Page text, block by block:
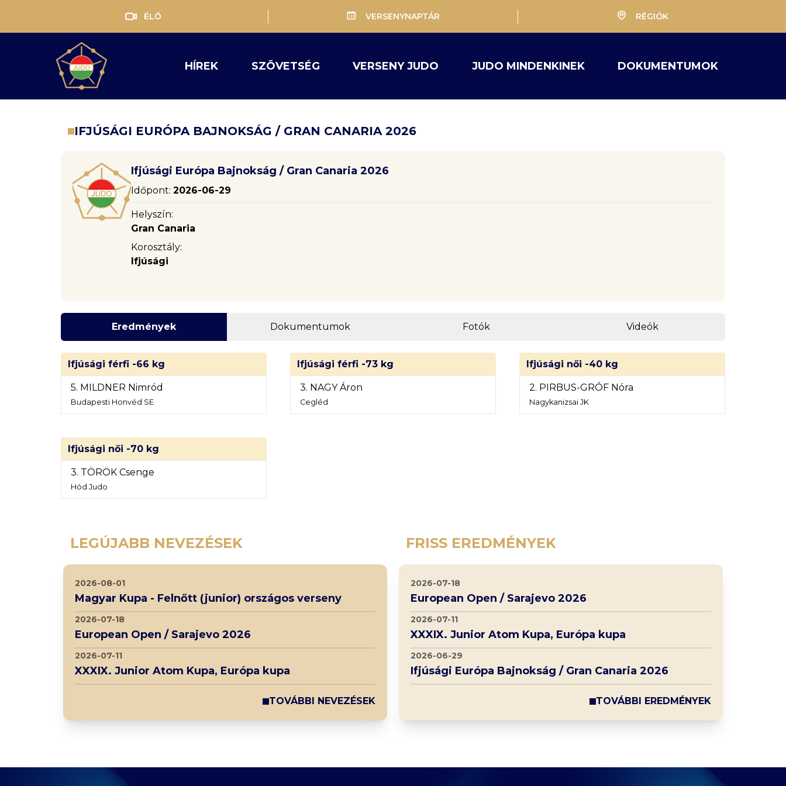
ÉLŐ VERSENYNAPTÁR RÉGIÓK
HÍREK SZÖVETSÉG VERSENY JUDO JUDO MINDENKINEK DOKUMENTUMOK
IFJÚSÁGI EURÓPA BAJNOKSÁG / GRAN CANARIA 2026
Ifjúsági Európa Bajnokság / Gran Canaria 2026
Időpont: 2026-06-29
Helyszín:
Gran Canaria
Korosztály:
Ifjúsági
Eredmények Dokumentumok Fotók Videók
Ifjúsági férfi -66 kg
5. MILDNER Nimród
Budapesti Honvéd SE
Ifjúsági férfi -73 kg
3. NAGY Áron
Cegléd
Ifjúsági női -40 kg
2. PIRBUS-GRÓF Nóra
Nagykanizsai JK
Ifjúsági női -70 kg
3. TÖRÖK Csenge
Hód Judo
LEGÚJABB NEVEZÉSEK FRISS EREDMÉNYEK
2026-08-01
Magyar Kupa - Felnőtt (junior) országos verseny
2026-07-18
European Open / Sarajevo 2026
2026-07-11
XXXIX. Junior Atom Kupa, Európa kupa
TOVÁBBI NEVEZÉSEK
2026-07-18
European Open / Sarajevo 2026
2026-07-11
XXXIX. Junior Atom Kupa, Európa kupa
2026-06-29
Ifjúsági Európa Bajnokság / Gran Canaria 2026
TOVÁBBI EREDMÉNYEK